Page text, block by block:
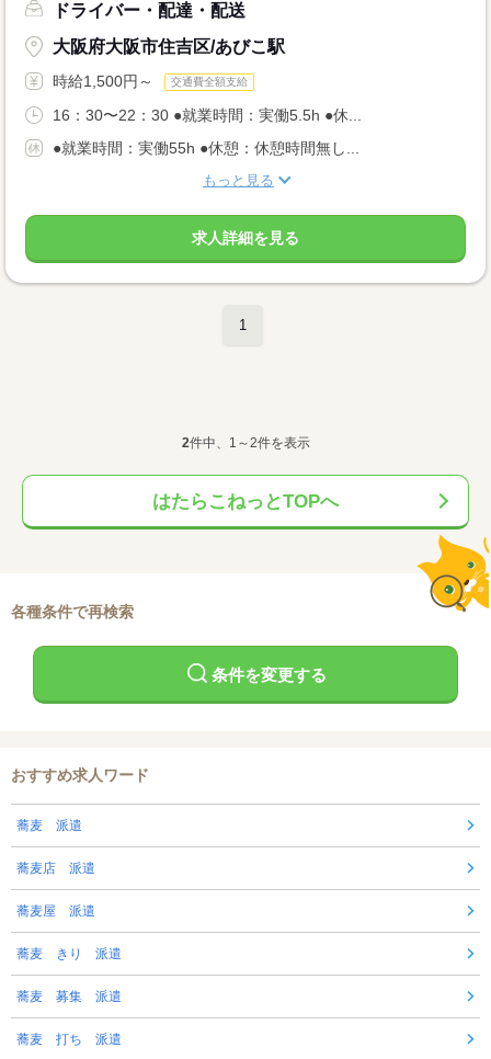
ドライバー・配達・配送
大阪府大阪市住吉区/あびこ駅
時給1,500円～ 交通費全額支給
16：30〜22：30 ●就業時間：実働5.5h ●休...
●就業時間：実働55h ●休憩：休憩時間無し...
もっと見る
求人詳細を見る
1
2件中、1～2件を表示
はたらこねっとTOPへ
各種条件で再検索
条件を変更する
おすすめ求人ワード
蕎麦 派遣
蕎麦店 派遣
蕎麦屋 派遣
蕎麦 きり 派遣
蕎麦 募集 派遣
蕎麦 打ち 派遣